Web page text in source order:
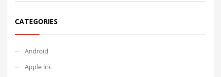
CATEGORIES
Android
Apple Inc